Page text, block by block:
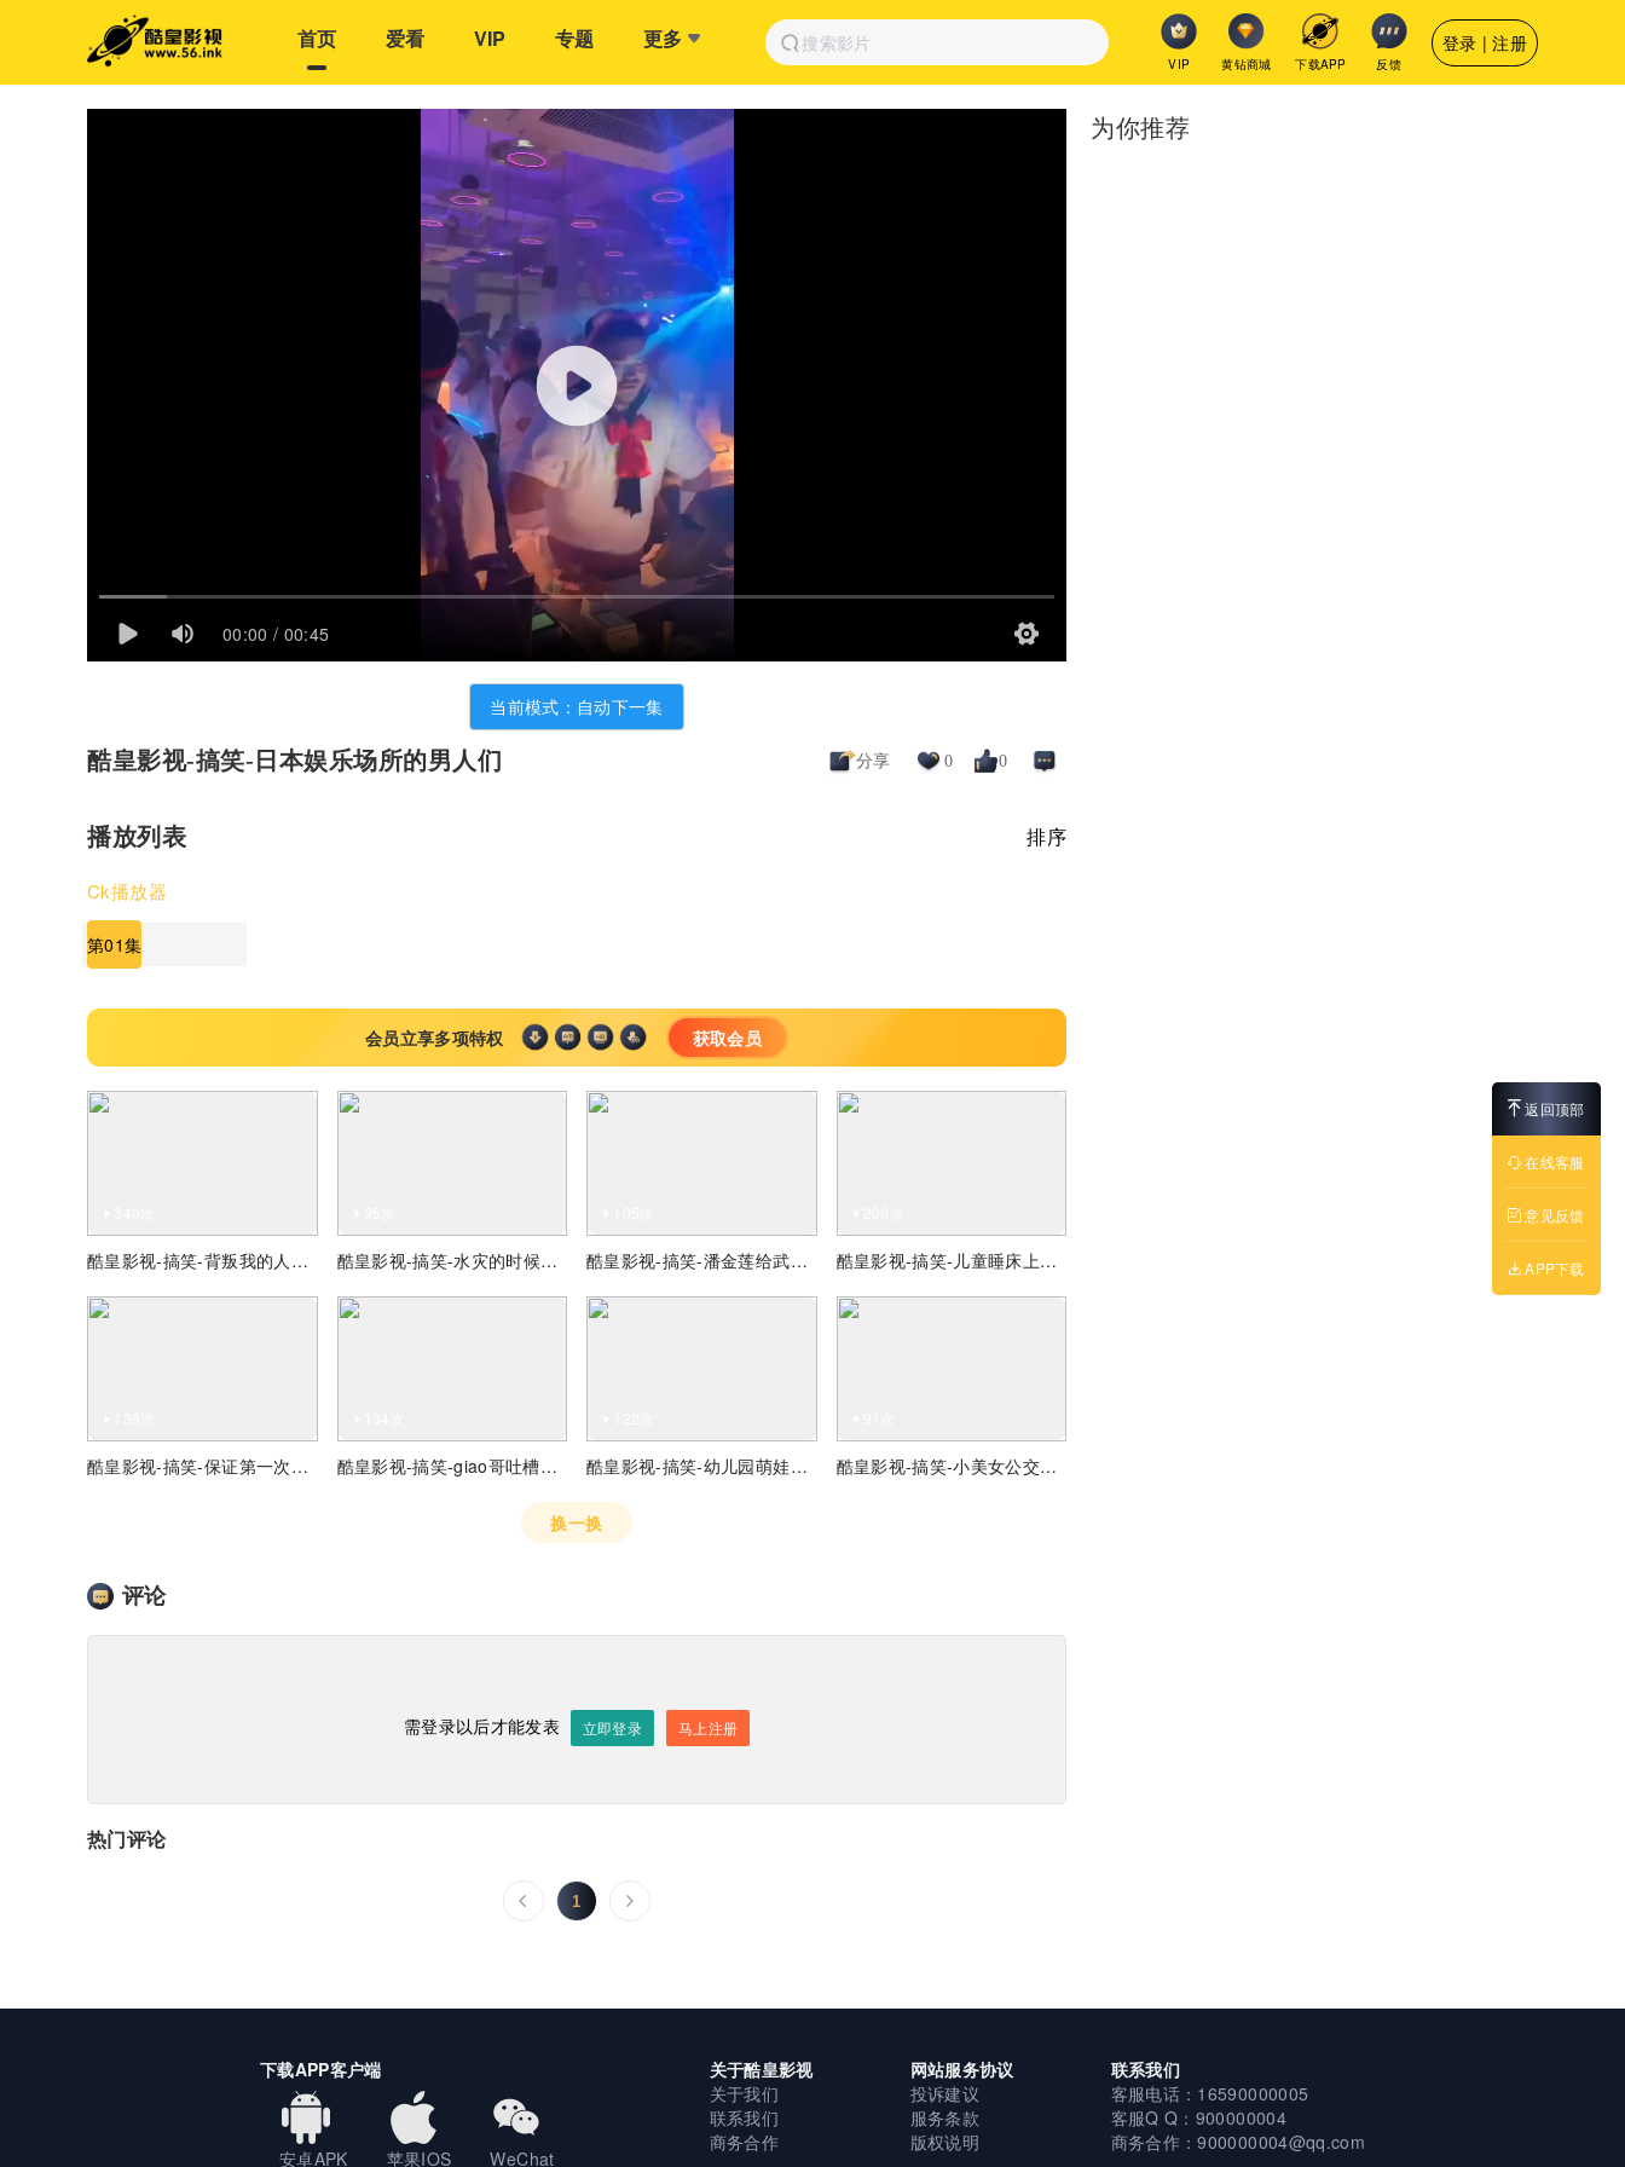
首页 爱看 VIP 专题 更多
VIP 黄钻商城 下载APP 反馈
登录 | 注册
00:00 / 00:45
当前模式：自动下一集
酷皇影视-搞笑-日本娱乐场所的男人们 分享 0 0
播放列表 排序
Ck播放器
第01集
会员立享多项特权 获取会员
酷皇影视-搞笑-背叛我的人我给他100W，听懂掌声 酷皇影视-搞笑-水灾的时候，老大哥在洪水里游泳 酷皇影视-搞笑-潘金莲给武大郎喂药 酷皇影视-搞笑-儿童睡床上表演超级艺术
酷皇影视-搞笑-保证第一次见的舞蹈 酷皇影视-搞笑-giao哥吐槽补税，补个蛋 酷皇影视-搞笑-幼儿园萌娃回答老师让他叫妈妈 酷皇影视-搞笑-小美女公交站等公交跳舞
换一换
评论
需登录以后才能发表 立即登录 马上注册
热门评论
1
为你推荐
下载APP客户端
安卓APK 苹果IOS WeChat
关于酷皇影视
关于我们
联系我们
商务合作
网站服务协议
投诉建议
服务条款
版权说明
联系我们
客服电话：16590000005
客服Q Q：900000004
商务合作：900000004@qq.com
返回顶部
在线客服
意见反馈
APP下载